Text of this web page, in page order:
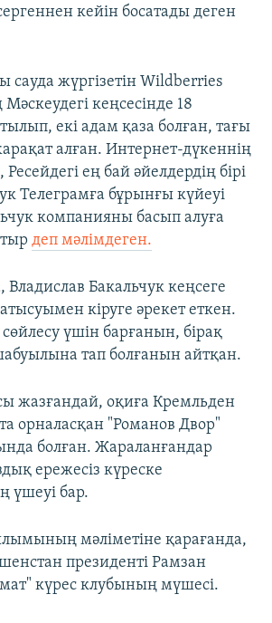
кейін босатады деген
сауда жүргізетін Wildberries
кеңсесінде 18
екі адам қаза болған, тағы
алған. Интернет-дүкеннің
ең бай әйелдердің бірі
Телеграмға бұрынғы күйеуі
компанияны басып алуға
деп мәлімдеген.
Бакальчук кеңсеге
кіруге әрекет еткен.
сөйлесу үшін барғанын, бірақ
тап болғанын айтқан.
жазғандай, оқиға Кремльден
орналасқан "Романов Двор"
болған. Жараланғандар
ережесіз күреске
үшеуі бар.
мәліметіне қарағанда,
президенті Рамзан
күрес клубының мүшесі.